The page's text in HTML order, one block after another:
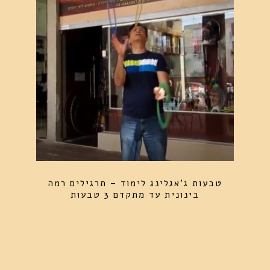
טבעות ג'אגלינג לימוד – תרגילים רמה
בינונית עד מתקדם 3 טבעות